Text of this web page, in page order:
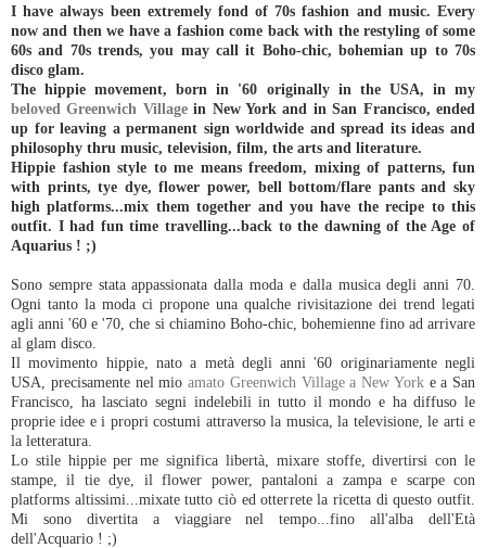
I have always been extremely fond of 70s fashion and music. Every
now and then we have a fashion come back with the restyling of some
60s and 70s trends, you may call it Boho-chic, bohemian up to 70s
disco glam.
The hippie movement, born in '60 originally in the USA, in my
beloved Greenwich Villagein New York and in San Francisco, ended
up for leaving a permanent sign worldwide and spread its ideas and
philosophy thru music, television, film, the arts and literature.
Hippie fashion style to me means freedom, mixing of patterns, fun
with prints, tye dye, flower power, bell bottom/flare pants and sky
high platforms...mix them together and you have the recipe to this
outfit. I had fun time travelling...back to the dawning of the Age of
Aquarius ! ;)
Sono sempre stata appassionata dalla moda e dalla musica degli anni 70.
Ogni tanto la moda ci propone una qualche rivisitazione dei trend legati
agli anni '60 e '70, che si chiamino Boho-chic, bohemienne fino ad arrivare
al glam disco.
Il movimento hippie, nato a metà degli anni '60 originariamente negli
USA, precisamente nel mio amato Greenwich Village a New Yorke a San
Francisco, ha lasciato segni indelebili in tutto il mondo e ha diffuso le
proprie idee e i propri costumi attraverso la musica, la televisione, le arti e
la letteratura.
Lo stile hippie per me significa libertà, mixare stoffe, divertirsi con le
stampe, il tie dye, il flower power, pantaloni a zampa e scarpe con
platforms altissimi...mixate tutto ciò ed otterrete la ricetta di questo outfit.
Mi sono divertita a viaggiare nel tempo...fino all'alba dell'Età
dell'Acquario ! ;)